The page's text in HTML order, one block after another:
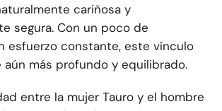
cariñosa y
segura. Con un poco de
esfuerzo constante, este vínculo
aún más profundo y equilibrado.
entre la mujer Tauro y el hombre